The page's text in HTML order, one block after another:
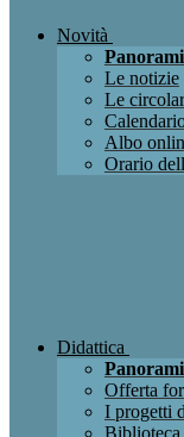
Novità
Le notizie
Le
Albo
Orario
Didattica
Offerta
I progetti